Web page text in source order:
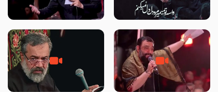
مصداق کربلا – حاج حسین سیب
سرخی
شور ، حسینا! به‌ حق زهرا «أُنْظُرْ
إِلَینا» – عزاداری شب هفتم ماه
جانا جانا ابی عبدالله – کربلایی جواد
مقدم – شب هشتم محرم 1448 –
مادر منم مثل تو خمیدم – حاج
محمود کریمی – شهادت حضرت